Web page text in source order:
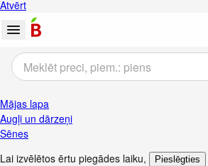
Atvērt
Mājas lapa
Augļi un dārzeņi
Sēnes
Lai izvēlētos ērtu piegādes laiku, Pieslēgties